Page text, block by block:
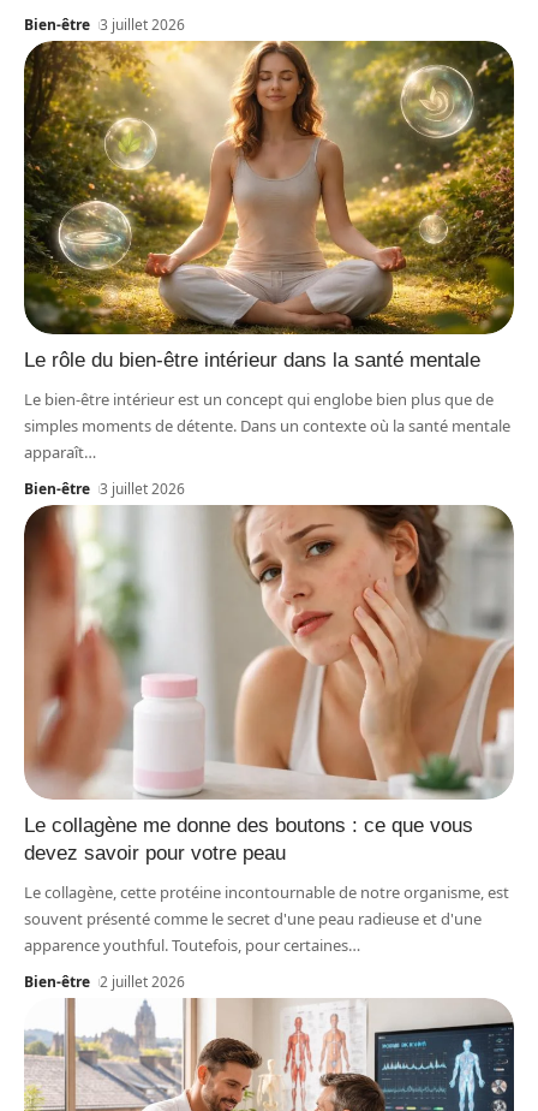
Bien-être 3 juillet 2026
Le rôle du bien-être intérieur dans la santé mentale
Le bien-être intérieur est un concept qui englobe bien plus que de
simples moments de détente. Dans un contexte où la santé mentale
apparaît…
Bien-être 3 juillet 2026
Le collagène me donne des boutons : ce que vous
devez savoir pour votre peau
Le collagène, cette protéine incontournable de notre organisme, est
souvent présenté comme le secret d'une peau radieuse et d'une
apparence youthful. Toutefois, pour certaines…
Bien-être 2 juillet 2026